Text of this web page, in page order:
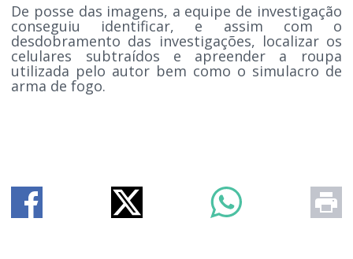
De posse das imagens, a equipe de investigação
conseguiu identificar, e assim com o
desdobramento das investigações, localizar os
celulares subtraídos e apreender a roupa
utilizada pelo autor bem como o simulacro de
arma de fogo.